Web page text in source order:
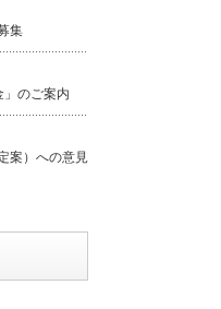
集
」のご案内
案）への意見